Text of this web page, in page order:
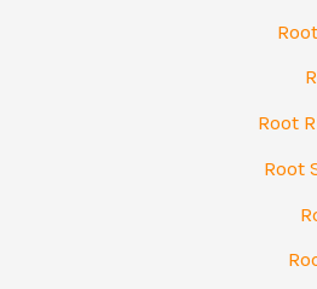
Root
Root